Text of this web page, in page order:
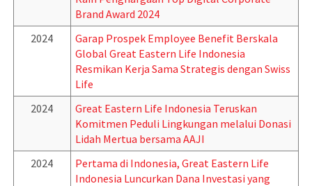
Brand Award 2024
2024
Garap Prospek Employee Benefit Berskala
Global Great Eastern Life Indonesia
Resmikan Kerja Sama Strategis dengan Swiss
Life
2024
Great Eastern Life Indonesia Teruskan
Komitmen Peduli Lingkungan melalui Donasi
Lidah Mertua bersama AAJI
2024
Pertama di Indonesia, Great Eastern Life
Indonesia Luncurkan Dana Investasi yang